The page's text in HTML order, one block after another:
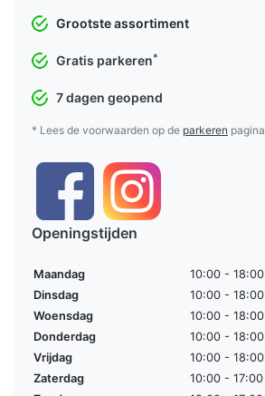
Grootste assortiment
Gratis parkeren*
7 dagen geopend
* Lees de voorwaarden op de parkeren pagina
Openingstijden
Maandag
10:00 - 18:00
Dinsdag
10:00 - 18:00
Woensdag
10:00 - 18:00
Donderdag
10:00 - 18:00
Vrijdag
10:00 - 18:00
Zaterdag
10:00 - 17:00